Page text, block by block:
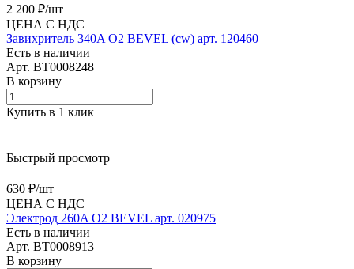
2 200 ₽/шт
ЦЕНА С НДС
Завихритель 340A O2 BEVEL (cw) арт. 120460
Есть в наличии
Арт. BT0008248
В корзину
Купить в 1 клик
Быстрый просмотр
630 ₽/шт
ЦЕНА С НДС
Электрод 260A O2 BEVEL арт. 020975
Есть в наличии
Арт. BT0008913
В корзину